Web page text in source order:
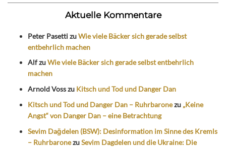
Aktuelle Kommentare
Peter PasettizuWie viele Bäcker sich gerade selbst
entbehrlich machen
AlfzuWie viele Bäcker sich gerade selbst entbehrlich
machen
Arnold Vosszu Kitsch und Tod und Danger Dan
Kitsch und Tod und Danger Dan – Ruhrbaronezu „Keine
Angst“ von Danger Dan – eine Betrachtung
Sevim Dağdelen (BSW): Desinformation im Sinne des Kremls
– RuhrbaronezuSevim Dagdelen und die Ukraine: Die